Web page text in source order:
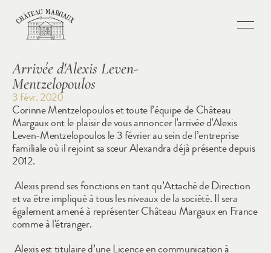
Arrivée d'Alexis Leven-
Mentzelopoulos
3 févr. 2020
Corinne Mentzelopoulos et toute l’équipe de Château
Margaux ont le plaisir de vous annoncer l'arrivée d'Alexis
Leven-Mentzelopoulos le 3 février au sein de l’entreprise
familiale où il rejoint sa sœur Alexandra déjà présente depuis
2012.
et va être impliqué à tous les niveaux de la société. Il sera
également amené à représenter Château Margaux en France
comme à l'étranger.